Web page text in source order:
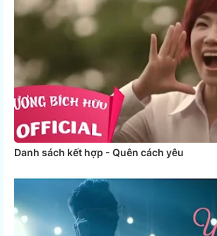
Danh sách kết hợp - Quên cách yêu